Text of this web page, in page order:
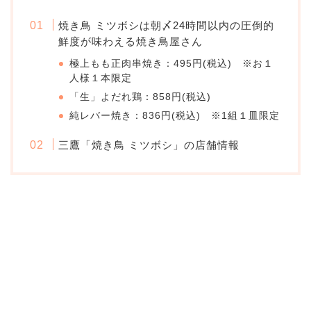
焼き鳥 ミツボシは朝〆24時間以内の圧倒的
鮮度が味わえる焼き鳥屋さん
極上もも正肉串焼き：495円(税込) ※お１
人様１本限定
「生」よだれ鶏：858円(税込)
純レバー焼き：836円(税込) ※1組１皿限定
三鷹「焼き鳥 ミツボシ」の店舗情報